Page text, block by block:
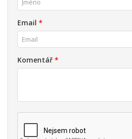
Email *
Komentář *